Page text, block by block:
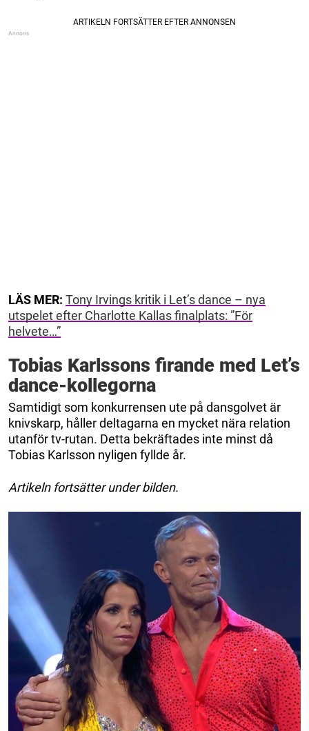
LÄS MER: Tony Irvings kritik i Let’s dance – nya
utspelet efter Charlotte Kallas finalplats: ”För
helvete…”
Tobias Karlssons firande med Let’s
dance-kollegorna
Samtidigt som konkurrensen ute på dansgolvet är
knivskarp, håller deltagarna en mycket nära relation
utanför tv-rutan. Detta bekräftades inte minst då
Tobias Karlsson nyligen fyllde år.
Artikeln fortsätter under bilden.